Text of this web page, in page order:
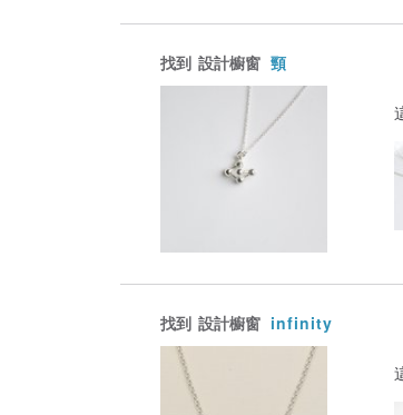
找到 設計櫥窗 頸
找到 設計櫥窗 infinity